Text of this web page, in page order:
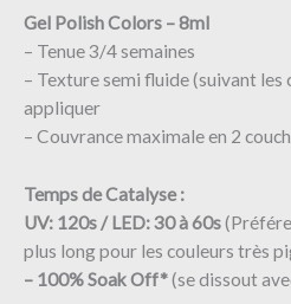
Gel Polish Colors – 8ml
– Tenue 3/4 semaines
– Texture semi fluide (suivant les
appliquer
– Couvrance maximale en 2
Temps de Catalyse :
UV: 120s / LED: 30 à 60s
plus long pour les couleurs très
– 100% Soak Off*(se dissout